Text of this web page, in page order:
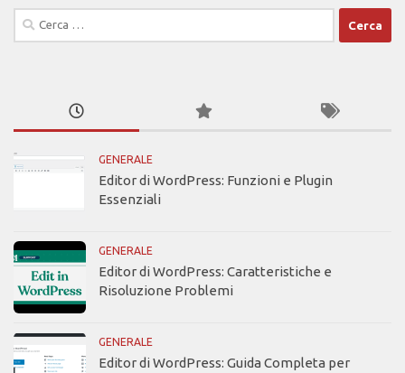
Ricerca
per:
GENERALE
Editor di WordPress: Funzioni e Plugin
Essenziali
GENERALE
Editor di WordPress: Caratteristiche e
Risoluzione Problemi
GENERALE
Editor di WordPress: Guida Completa per